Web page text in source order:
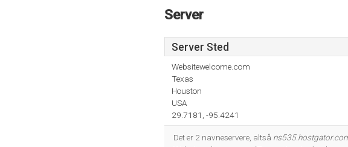
Server
Server Sted
Websitewelcome.com
Texas
Houston
USA
29.7181, -95.4241
Det er 2 navneservere, altså